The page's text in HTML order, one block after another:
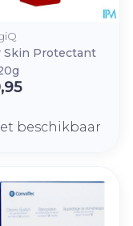
Skin Protectant
beschikbaar